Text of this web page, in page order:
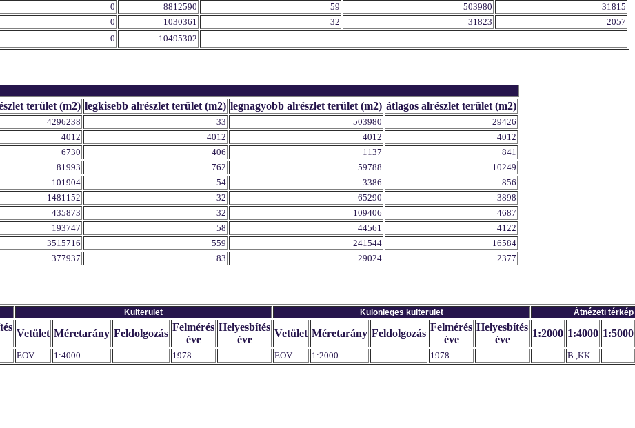
0 8812590 59 503980
31815
0 1030361 32 31823 2057
0 10495302
terület (m2) legkisebb alrészlet terület (m2) legnagyobb alrészlet terület (m2) átlagos alrészlet terület (m2)
4296238 33 503980
29426
4012 4012 4012
4012
6730 406 1137
841
81993 762 59788
10249
101904 54 3386
856
1481152 32 65290
3898
435873 32 109406
4687
193747 58 44561
4122
3515716 559 241544
16584
377937 83 29024 2377
Külterület Különleges külterület Átnézeti térkép
Vetület Méretarány Feldolgozás
Felmérés
éve
Helyesbítés
éve
Vetület Méretarány Feldolgozás
Felmérés
éve
Helyesbítés
éve
1:2000 1:4000 1:5000
EOV 1:4000 - 1978 - EOV 1:2000 - 1978 - - B ,KK -